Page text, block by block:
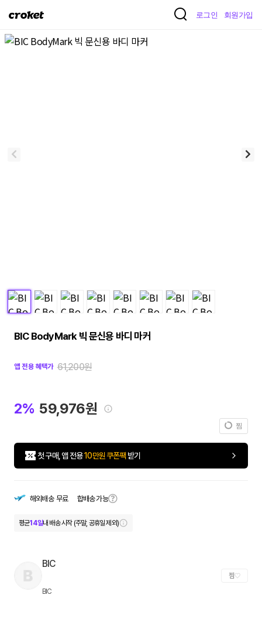
크
켓
로그인 회원가입
BIC BodyMark 빅 문신용 바디 마커
앱 전용 혜택가 61,200원
2% 59,976원
찜
첫 구매, 앱 전용10만원 쿠폰팩 받기
해외배송 무료 합배송 가능
평균14일내 배송 시작 (주말, 공휴일 제외)
BIC
BIC
찜